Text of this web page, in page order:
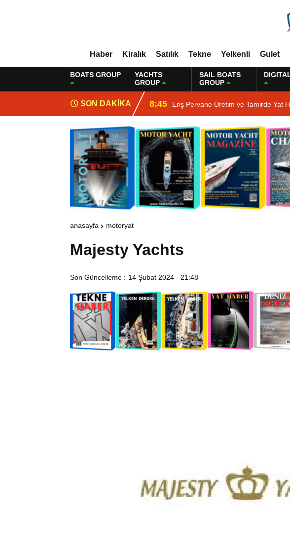
Haber Kiralık Satılık Tekne Yelkenli Gulet
BOATS GROUP
YACHTS
GROUP
SAIL BOATS
GROUP
SON DAKİKA 8:45 Eriş Pervane Üretim ve Tamirde Yat
anasayfa motoryat
Majesty Yachts
Son Güncelleme : 14 Şubat 2024 - 21:48